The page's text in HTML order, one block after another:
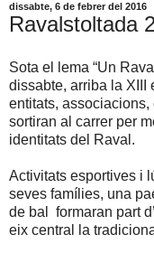
dissabte, 6 de febrer del 2016
Ravalstoltada
Sota el lema “Un
dissabte, arriba la XIII
entitats, associacions,
sortiran al carrer per
identitats del Raval.
Activitats esportives i
seves famílies, una
de bal formaran part
eix central la